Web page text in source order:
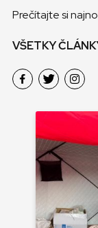
Prečítajte si
VŠETKY